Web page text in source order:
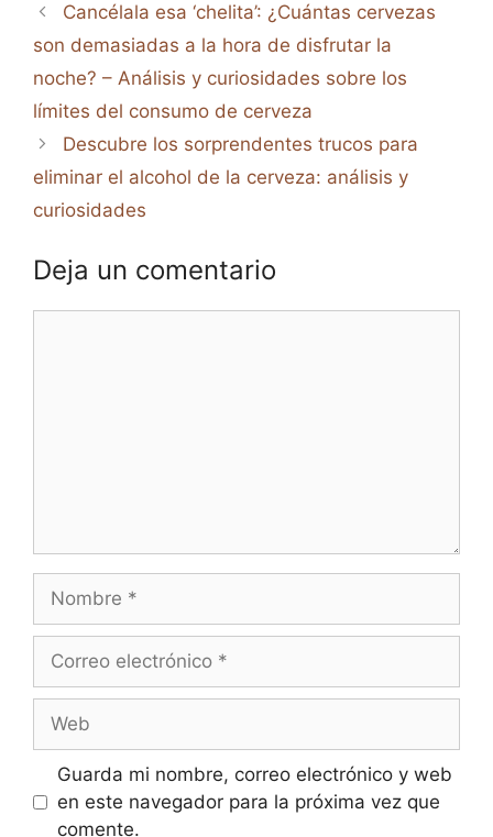
Cancélala esa ‘chelita’: ¿Cuántas cervezas
son demasiadas a la hora de disfrutar la
noche? – Análisis y curiosidades sobre los
límites del consumo de cerveza
Descubre los sorprendentes trucos para
eliminar el alcohol de la cerveza: análisis y
curiosidades
Deja un comentario
electrónico
Guarda mi nombre, correo electrónico y web
en este navegador para la próxima vez que
comente.